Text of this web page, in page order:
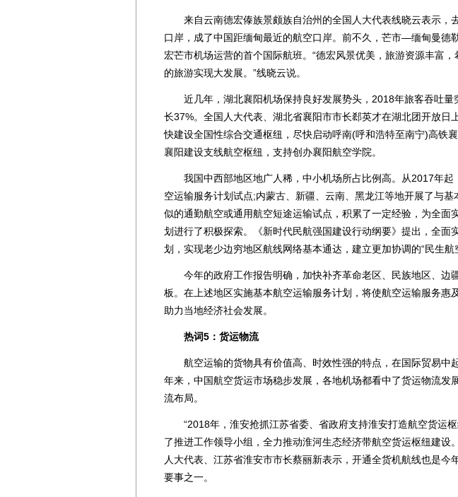
来自云南德宏傣族景颇族自治州的全国人大代表线晓云表示，
口岸，成了中国距缅甸最近的航空口岸。前不久，芒市—缅甸曼德
宏芒市机场运营的首个国际航班。“德宏风景优美，旅游资源丰富
的旅游实现大发展。”线晓云说。
近几年，湖北襄阳机场保持良好发展势头，2018年旅客吞吐量
长37%。全国人大代表、湖北省襄阳市市长郄英才在湖北团开放日
快建设全国性综合交通枢纽，尽快启动呼南(呼和浩特至南宁)高铁
襄阳建设支线航空枢纽，支持创办襄阳航空学院。
我国中西部地区地广人稀，中小机场所占比例高。从2017年起
空运输服务计划试点;内蒙古、新疆、云南、黑龙江等地开展了与基
似的通勤航空或通用航空短途运输试点，积累了一定经验，为全面
划进行了积极探索。《新时代民航强国建设行动纲要》提出，全面
划，实现老少边穷地区航线网络基本通达，建立更加协调的“民生航
今年的政府工作报告明确，加快补齐革命老区、民族地区、边
板。在上述地区实施基本航空运输服务计划，将使航空运输服务惠
助力当地经济社会发展。
热词5：货运物流
航空运输的货物具有价值高、时效性强的特点，在国际贸易中
年来，中国航空货运市场稳步发展，各地机场都看中了货运物流发
流布局。
“2018年，淮安抢抓江苏省委、省政府支持淮安打造航空货运枢
了推进工作领导小组，全力推动淮河生态经济带航空货运枢纽建设
人大代表、江苏省淮安市市长蔡丽新表示，开通全货机航线也是今
要事之一。